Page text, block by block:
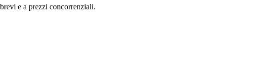
e a prezzi concorrenziali.